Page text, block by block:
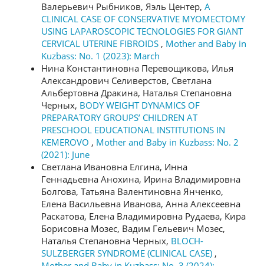
Валерьевич Рыбников, Яэль Центер, A
CLINICAL CASE OF CONSERVATIVE MYOMECTOMY
USING LAPAROSCOPIC TECNOLOGIES FOR GIANT
CERVICAL UTERINE FIBROIDS , Mother and Baby in
Kuzbass: No. 1 (2023): March
Нина Константиновна Перевощикова, Илья
Александрович Селиверстов, Светлана
Альбертовна Дракина, Наталья Степановна
Черных, BODY WEIGHT DYNAMICS OF
PREPARATORY GROUPS’ CHILDREN AT
PRESCHOOL EDUCATIONAL INSTITUTIONS IN
KEMEROVO , Mother and Baby in Kuzbass: No. 2
(2021): June
Светлана Ивановна Елгина, Инна
Геннадьевна Анохина, Ирина Владимировна
Болгова, Татьяна Валентиновна Янченко,
Елена Васильевна Иванова, Анна Алексеевна
Раскатова, Елена Владимировна Рудаева, Кира
Борисовна Мозес, Вадим Гельевич Мозес,
Наталья Степановна Черных, BLOCH-
SULZBERGER SYNDROME (CLINICAL CASE) ,